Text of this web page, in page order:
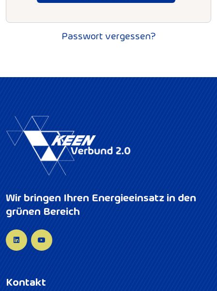
Passwort vergessen?
Wir bringen Ihren Energieeinsatz in den
grünen Bereich
Kontakt